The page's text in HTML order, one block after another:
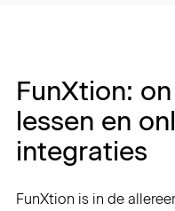
FunXtion:
lessen en
integraties
FunXtion is in de